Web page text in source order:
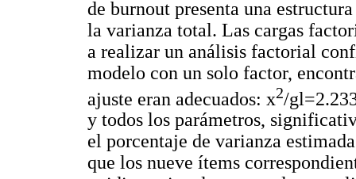
de burnout presenta una
la varianza total. Las cargas
a realizar un análisis factorial
modelo con un solo factor,
ajuste eran adecuados: x2/
y todos los parámetros,
el porcentaje de varianza
que los nueve ítems